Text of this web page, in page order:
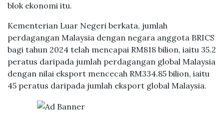
blok ekonomi itu.
Kementerian Luar Negeri berkata, jumlah
perdagangan Malaysia dengan negara anggota BRICS
bagi tahun 2024 telah mencapai RM818 bilion, iaitu 35.2
peratus daripada jumlah perdagangan global Malaysia
dengan nilai eksport mencecah RM334.85 bilion, iaitu
45 peratus daripada jumlah eksport global Malaysia.